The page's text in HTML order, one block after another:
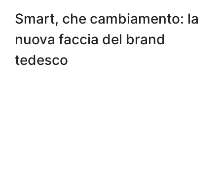
Smart, che cambiamento: la
nuova faccia del brand
tedesco